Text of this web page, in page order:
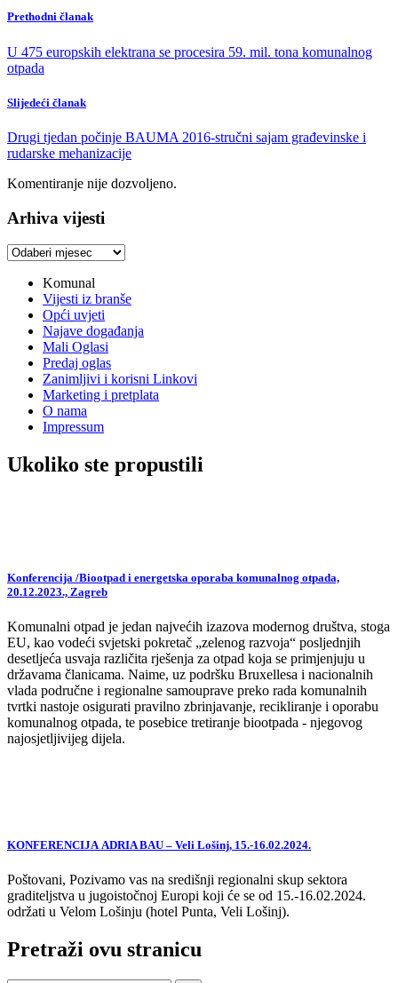
Prethodni članak
U 475 europskih elektrana se procesira 59. mil. tona komunalnog
otpada
Slijedeći članak
Drugi tjedan počinje BAUMA 2016-stručni sajam građevinske i
rudarske mehanizacije
Komentiranje nije dozvoljeno.
Arhiva vijesti
Arhiva
Komunal
Vijesti iz branše
Opći uvjeti
Najave događanja
Mali Oglasi
Predaj oglas
Zanimljivi i korisni Linkovi
Marketing i pretplata
O nama
Impressum
Ukoliko ste propustili
Konferencija /Biootpad i energetska oporaba komunalnog otpada,
20.12.2023., Zagreb
Komunalni otpad je jedan najvećih izazova modernog društva, stoga
EU, kao vodeći svjetski pokretač „zelenog razvoja“ posljednjih
desetljeća usvaja različita rješenja za otpad koja se primjenjuju u
državama članicama. Naime, uz podršku Bruxellesa i nacionalnih
vlada područne i regionalne samouprave preko rada komunalnih
tvrtki nastoje osigurati pravilno zbrinjavanje, recikliranje i oporabu
komunalnog otpada, te posebice tretiranje biootpada - njegovog
najosjetljivijeg dijela.
KONFERENCIJA ADRIA BAU – Veli Lošinj, 15.-16.02.2024.
Poštovani, Pozivamo vas na središnji regionalni skup sektora
graditeljstva u jugoistočnoj Europi koji će se od 15.-16.02.2024.
održati u Velom Lošinju (hotel Punta, Veli Lošinj).
Pretraži ovu stranicu